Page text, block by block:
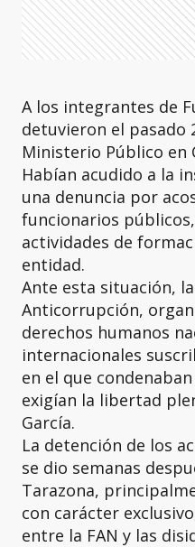
A los integrantes de
detuvieron el pasado
Ministerio Público en
Habían acudido a la
una denuncia por
funcionarios
actividades de
entidad.
Ante esta situación,
Anticorrupción,
derechos humanos
internacionales
en el que
exigían la libertad
García.
La detención de los
se dio semanas
Tarazona,
con carácter
entre la FAN y las